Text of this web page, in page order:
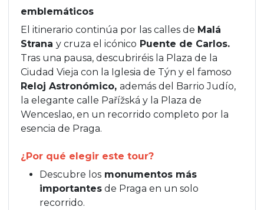
emblemáticos
El itinerario continúa por las calles de Malá
Strana y cruza el icónico Puente de Carlos.
Tras una pausa, descubriréis la Plaza de la
Ciudad Vieja con la Iglesia de Týn y el famoso
Reloj Astronómico, además del Barrio Judío,
la elegante calle Pařížská y la Plaza de
Wenceslao, en un recorrido completo por la
esencia de Praga.
¿Por qué elegir este tour?
Descubre los monumentos más
importantes de Praga en un solo
recorrido.